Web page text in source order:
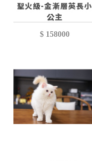
聖火級-金漸層英長小
公主
$ 158000